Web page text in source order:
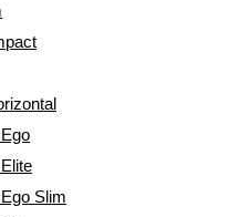
Slim
Slim VM